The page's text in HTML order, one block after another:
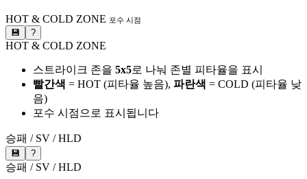
HOT & COLD ZONE 포수 시점
💾 ?
HOT & COLD ZONE
스트라이크 존을 5x5로 나눠 존별 피타율을 표시
빨간색 = HOT (피타율 높음), 파란색 = COLD (피타율 낮
음)
포수 시점으로 표시됩니다
승패 / SV / HLD
💾 ?
승패 / SV / HLD